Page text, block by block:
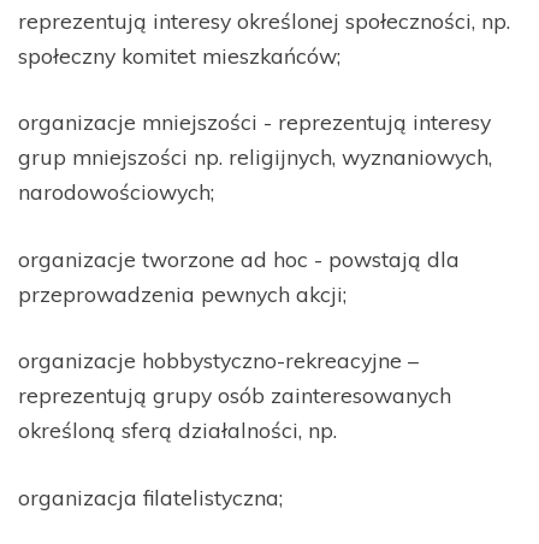
reprezentują interesy określonej społeczności, np.
społeczny komitet mieszkańców;
organizacje mniejszości - reprezentują interesy
grup mniejszości np. religijnych, wyznaniowych,
narodowościowych;
organizacje tworzone ad hoc - powstają dla
przeprowadzenia pewnych akcji;
organizacje hobbystyczno-rekreacyjne –
reprezentują grupy osób zainteresowanych
określoną sferą działalności, np.
organizacja filatelistyczna;